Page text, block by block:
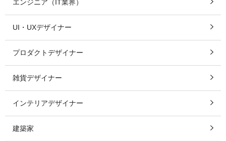
エンジニア（IT業界）
UI・UXデザイナー
プロダクトデザイナー
雑貨デザイナー
インテリアデザイナー
建築家